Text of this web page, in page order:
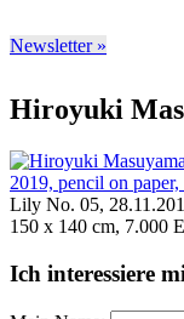
Newsletter »
Hiroyuki
Lily No. 05,
150 x 140 cm, 7.000
Ich interessiere